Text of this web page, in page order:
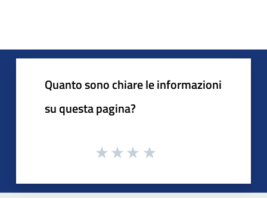
Quanto sono chiare le informazioni
su questa pagina?